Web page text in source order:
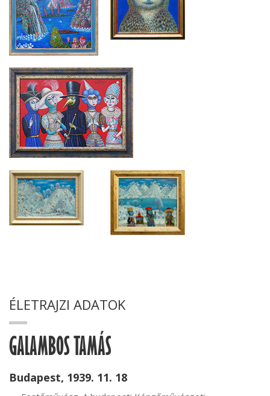
ÉLETRAJZI ADATOK
GALAMBOS TAMÁS
Budapest, 1939. 11. 18